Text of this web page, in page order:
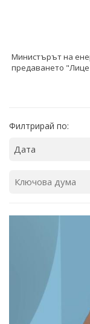
Министърът на
предаването
Филтрирай по: